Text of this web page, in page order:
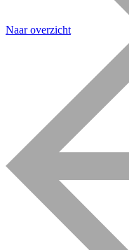
Naar overzicht